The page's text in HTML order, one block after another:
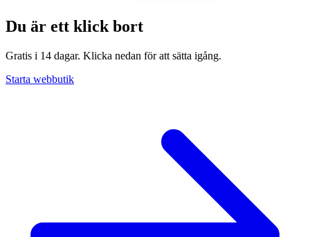
Du är ett klick bort
Gratis i 14 dagar. Klicka nedan för att sätta igång.
Starta webbutik